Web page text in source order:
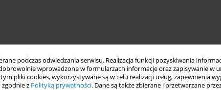
podczas odwiedzania serwisu. Realizacja funkcji pozyskiwania
wprowadzone w formularzach informacje oraz zapisywanie w
pliki cookies, wykorzystywane są w celu realizacji usług, zapewnienia
z Polityką prywatności. Dane są także zbierane i przetwarzane